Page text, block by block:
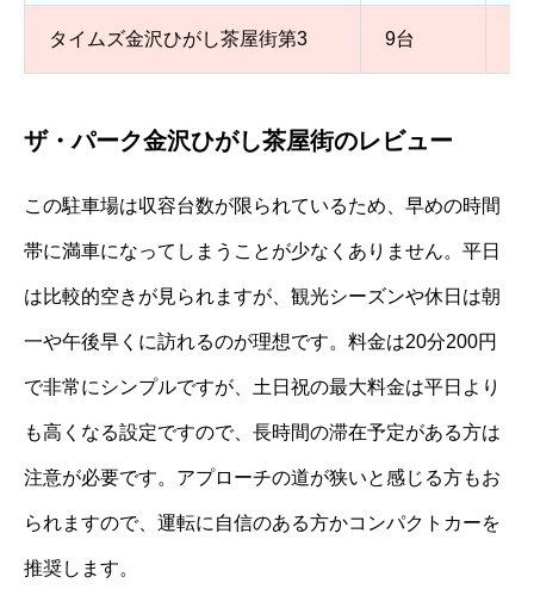
タイムズ金沢ひがし茶屋街第3 9台
ザ・パーク金沢ひがし茶屋街のレビュー
この駐車場は収容台数が限られているため、早めの時間
帯に満車になってしまうことが少なくありません。平日
は比較的空きが見られますが、観光シーズンや休日は朝
一や午後早くに訪れるのが理想です。料金は20分200円
で非常にシンプルですが、土日祝の最大料金は平日より
も高くなる設定ですので、長時間の滞在予定がある方は
注意が必要です。アプローチの道が狭いと感じる方もお
られますので、運転に自信のある方かコンパクトカーを
推奨します。